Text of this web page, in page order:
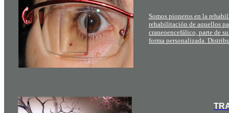
Somos pioneros en la
rehabilitación de aquellos
craneoencefálico, parte de
forma personalizada.